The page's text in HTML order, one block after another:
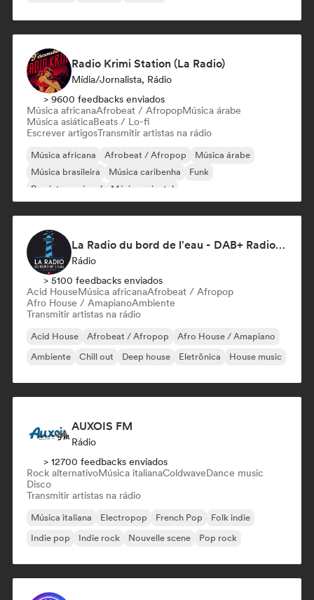
Radio Krimi Station (La Radio)
Mídia/Jornalista, Rádio
> 9600 feedbacks enviados
Música africanaAfrobeat / AfropopMúsica árabe
Música asiáticaBeats / Lo-fi
Escrever artigosTransmitir artistas na rádio
Música africana Afrobeat / Afropop
Música árabe
Música brasileira
Música caribenha
Funk
Rap internacional
Música oriental
La Radio du bord de l'eau - DAB+ Radio Station (Switzerland)
Rádio
> 5100 feedbacks enviados
Acid HouseMúsica africanaAfrobeat / Afropop
Afro House / AmapianoAmbiente
Transmitir artistas na rádio
Acid House Afrobeat / Afropop
Afro House / Amapiano
Ambiente
Chill out Deep house Eletrônica House music
AUXOIS FM
Rádio
> 12700 feedbacks enviados
Rock alternativoMúsica italianaColdwaveDance music
Disco
Transmitir artistas na rádio
Música italiana Electropop French Pop
Folk indie
Indie pop
Indie rock Nouvelle scene Pop rock